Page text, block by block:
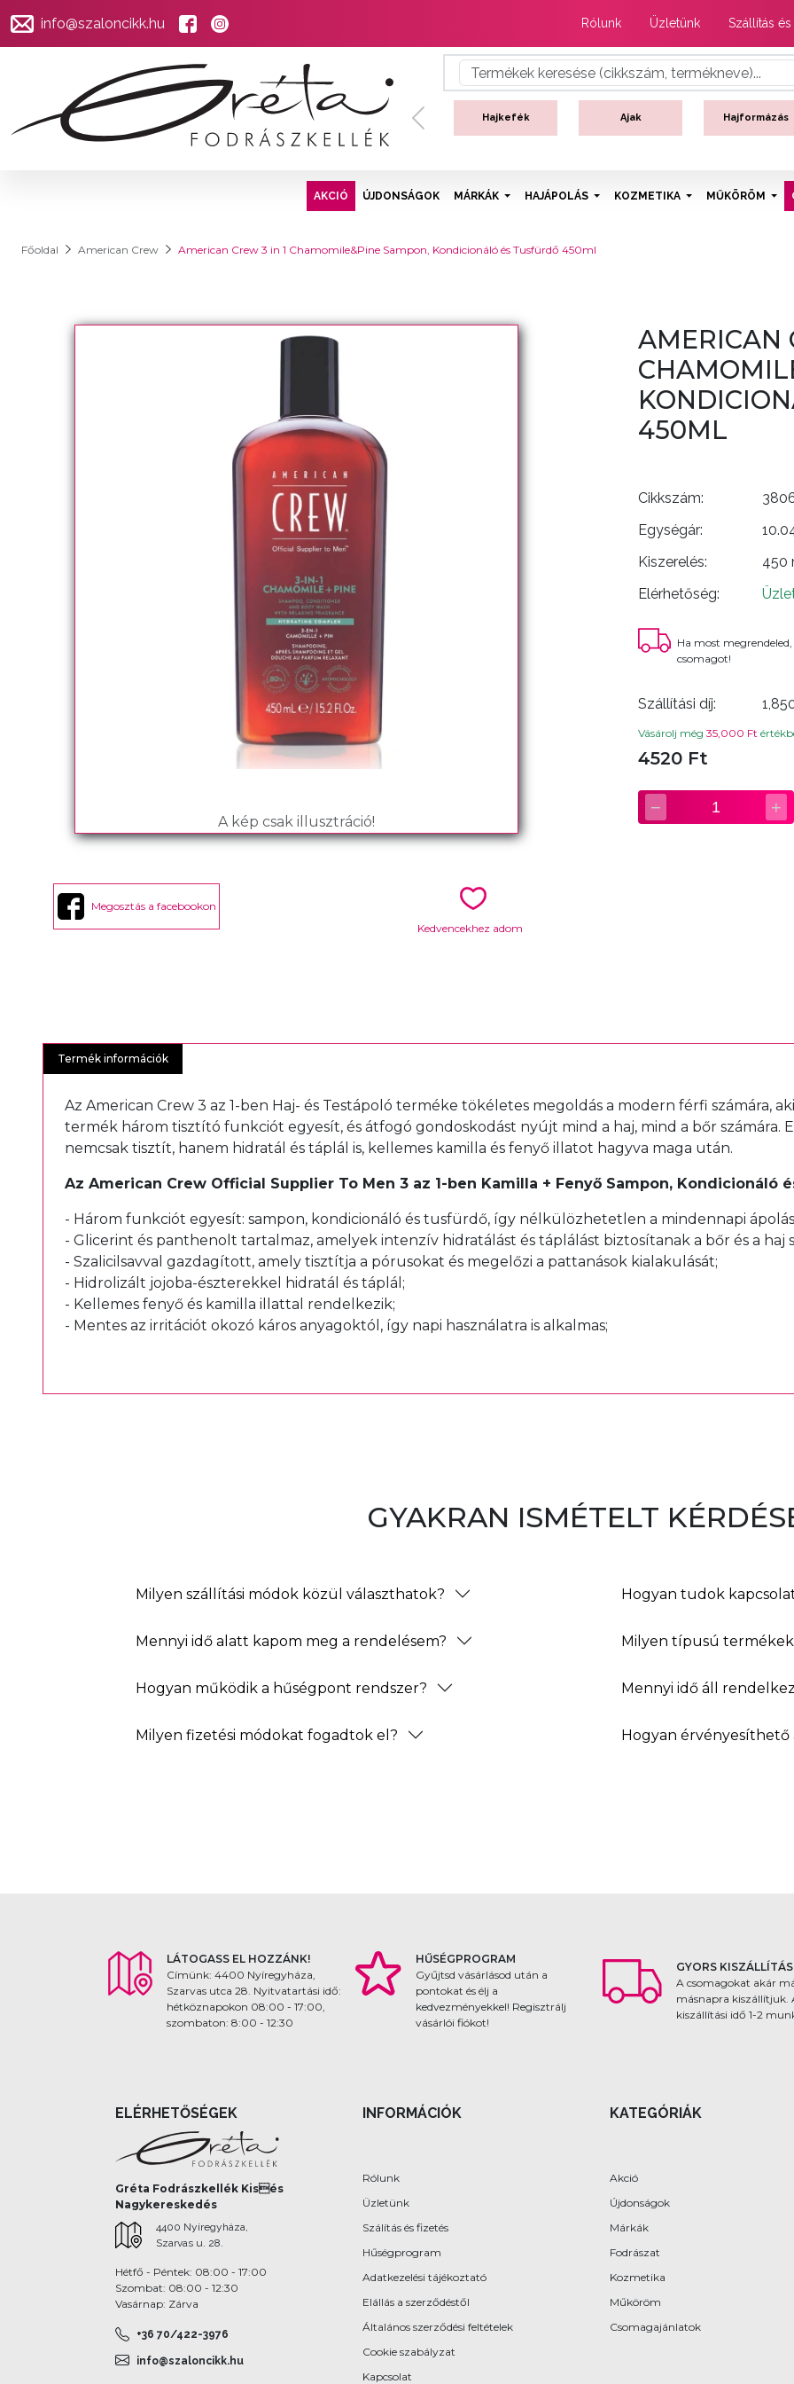
info@szaloncikk.hu Rólunk Üzletünk Szállítás
Hajkefék Ajak Hajformázás
Previous
AKCIÓ ÚJDONSÁGOK MÁRKÁK HAJÁPOLÁS KOZMETIKA MŰKÖRÖM
Főoldal American Crew American Crew 3 in 1 Chamomile&Pine Sampon, Kondicionáló és Tusfürdő 450ml
A kép csak illusztráció!
Megosztás a facebookon
Kedvencekhez adom
AMERICAN
450ML
Cikkszám:
Egységár:
Kiszerelés:
450
Elérhetőség:
Ha most
csomagot!
Szállítási díj:
Vásárolj még 35,000 Ft
4520 Ft
− 1 +
Termék információk
Az American Crew 3 az 1-ben Haj- és Testápoló terméke tökéletes megoldás a modern férfi számára,
termék három tisztító funkciót egyesít, és átfogó gondoskodást nyújt mind a haj, mind a bőr
nemcsak tisztít, hanem hidratál és táplál is, kellemes kamilla és fenyő illatot hagyva maga után.
Az American Crew Official Supplier To Men 3 az 1-ben Kamilla + Fenyő Sampon, Kondicionáló
- Három funkciót egyesít: sampon, kondicionáló és tusfürdő, így nélkülözhetetlen a mindennapi
- Glicerint és panthenolt tartalmaz, amelyek intenzív hidratálást és táplálást biztosítanak a bőr és a haj
- Szalicilsavval gazdagított, amely tisztítja a pórusokat és megelőzi a pattanások kialakulását;
- Hidrolizált jojoba-észterekkel hidratál és táplál;
- Kellemes fenyő és kamilla illattal rendelkezik;
- Mentes az irritációt okozó káros anyagoktól, így napi használatra is alkalmas;
GYAKRAN ISMÉTELT
Milyen szállítási módok közül választhatok?
Mennyi idő alatt kapom meg a rendelésem?
Hogyan működik a hűségpont rendszer?
Milyen fizetési módokat fogadtok el?
Hogyan tudok
Milyen típusú
Mennyi idő áll
Hogyan érvényesíthető
LÁTOGASS EL HOZZÁNK!
Címünk: 4400 Nyíregyháza,
Szarvas utca 28. Nyitvatartási idő:
hétköznapokon 08:00 - 17:00,
szombaton: 8:00 - 12:30
HŰSÉGPROGRAM
Gyűjtsd vásárlásod után a
pontokat és élj a
kedvezményekkel! Regisztrálj
vásárlói fiókot!
GYORS KISZÁLLÍTÁS
A csomagokat akár
másnapra kiszállítjuk.
kiszállítási idő 1-2
ELÉRHETŐSÉGEK
Gréta Fodrászkellék Kisés
Nagykereskedés
4400 Nyíregyháza,
Szarvas u. 28.
Hétfő - Péntek: 08:00 - 17:00
Szombat: 08:00 - 12:30
Vasárnap: Zárva
+36 70/422-3976
info@szaloncikk.hu
INFORMÁCIÓK
Rólunk
Üzletünk
Szálítás és fizetés
Hűségprogram
Adatkezelési tájékoztató
Elállás a szerződéstől
Általános szerződési feltételek
Cookie szabályzat
Kapcsolat
KATEGÓRIÁK
Akció
Újdonságok
Márkák
Fodrászat
Kozmetika
Műköröm
Csomagajánlatok